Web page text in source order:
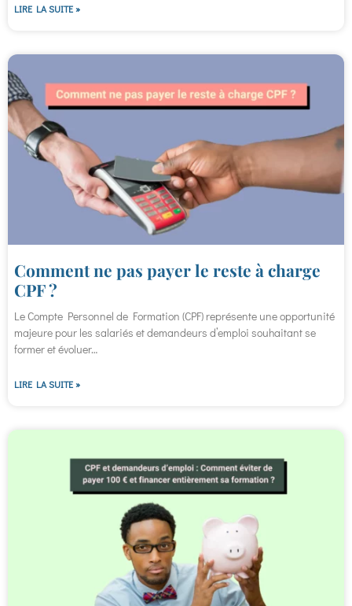
LIRE LA SUITE »
Comment ne pas payer le reste à charge
CPF ?
Le Compte Personnel de Formation (CPF) représente une opportunité
majeure pour les salariés et demandeurs d’emploi souhaitant se
former et évoluer…
LIRE LA SUITE »